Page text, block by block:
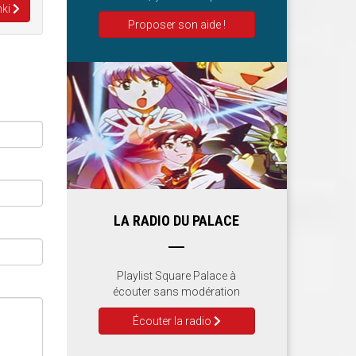
Proposer son aide !
LA RADIO DU PALACE
Playlist Square Palace à
écouter sans modération
Écouter la radio